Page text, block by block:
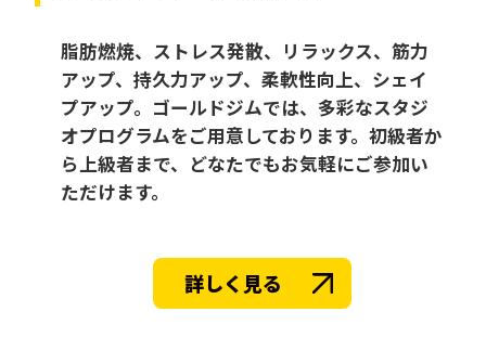
脂肪燃焼、ストレス発散、リラックス、筋力
アップ、持久力アップ、柔軟性向上、シェイ
プアップ。ゴールドジムでは、多彩なスタジ
オプログラムをご用意しております。初級者か
ら上級者まで、どなたでもお気軽にご参加い
ただけます。
詳しく見る